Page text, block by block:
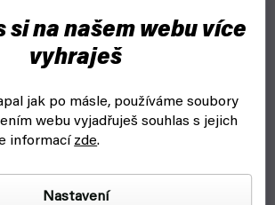
si na našem webu více
vyhraješ
jak po másle, používáme soubory
webu vyjadřuješ souhlas s jejich
informacízde.
Nastavení